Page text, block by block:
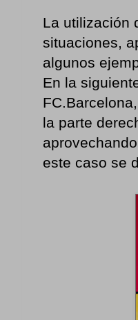
La utilización
situaciones,
algunos
En la
la parte
este caso se